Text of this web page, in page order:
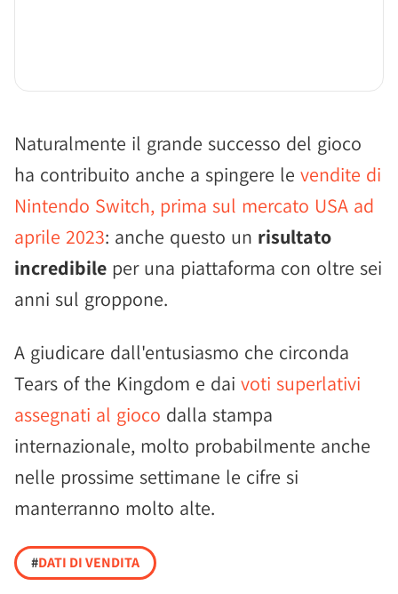
Naturalmente il grande successo del gioco
ha contribuito anche a spingere le vendite di
Nintendo Switch, prima sul mercato USA ad
aprile 2023: anche questo un risultato
incredibile per una piattaforma con oltre sei
anni sul groppone.
A giudicare dall'entusiasmo che circonda
Tears of the Kingdom e dai voti superlativi
assegnati al gioco dalla stampa
internazionale, molto probabilmente anche
nelle prossime settimane le cifre si
manterranno molto alte.
#DATI DI VENDITA